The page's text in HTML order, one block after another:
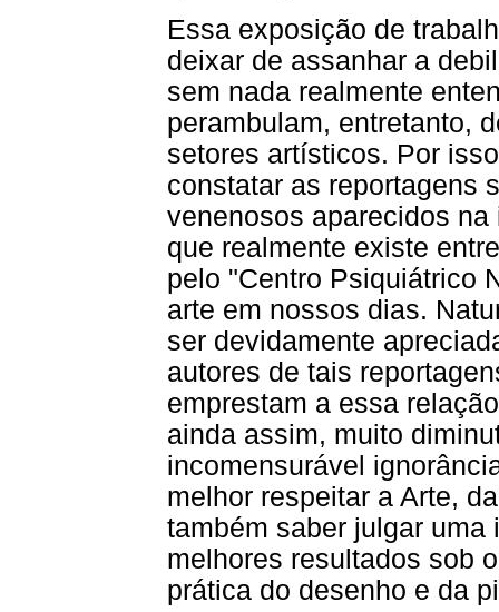
Essa exposição de
deixar de assanhar a
sem nada realmente
perambulam, entretanto,
setores artísticos. Por
constatar as reportagens
venenosos aparecidos
que realmente existe
pelo "Centro Psiquiátrico
arte em nossos dias.
ser devidamente
autores de tais
emprestam a essa
ainda assim, muito
incomensurável
melhor respeitar a Arte,
também saber julgar
melhores resultados sob
prática do desenho e da